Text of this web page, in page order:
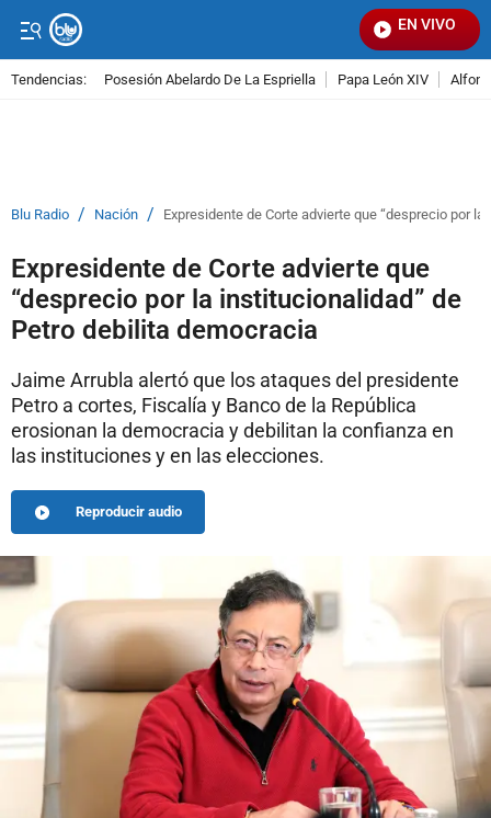
EN VIVO
Tendencias: Posesión Abelardo De La Espriella Papa León XIV
Blu Radio / Nación / Expresidente de Corte advierte que “desprecio por
Expresidente de Corte advierte que
“desprecio por la institucionalidad” de
Petro debilita democracia
Jaime Arrubla alertó que los ataques del presidente
Petro a cortes, Fiscalía y Banco de la República
erosionan la democracia y debilitan la confianza en
las instituciones y en las elecciones.
Reproducir audio